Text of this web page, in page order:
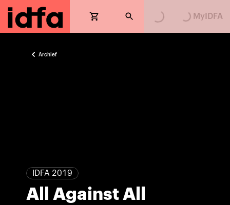
Loading...Loading...
MyIDFA
Archief
IDFA 2019
All Against All